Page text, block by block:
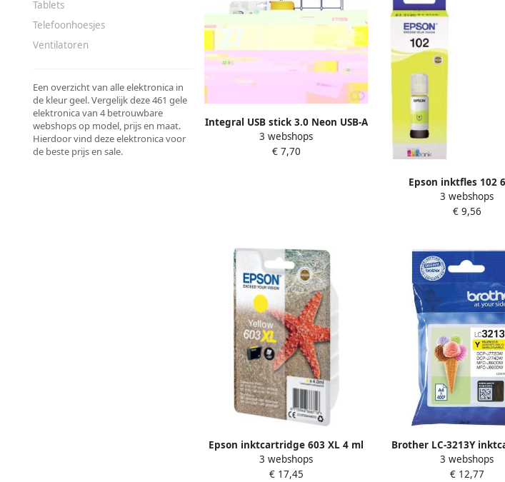
Tablets
Telefoonhoesjes
Ventilatoren
Een overzicht van alle elektronica in
de kleur geel. Vergelijk deze 461 gele
elektronica van 4 betrouwbare
webshops op model, prijs en maat.
Hierdoor vind deze elektronica voor
de beste prijs en sale.
Integral USB stick 3.0 Neon USB-A
64GB geel
3 webshops
€ 7,70
Epson inktfles 102
pagina&apos;s OEM
geel
3 webshops
€ 9,56
Epson inktcartridge 603 XL 4 ml
OEM C13T03A44010 geel
3 webshops
€ 17,45
Brother LC-3213Y
Origineel Hoog (XL)
Geel (LC-3213Y)
3 webshops
€ 12,77